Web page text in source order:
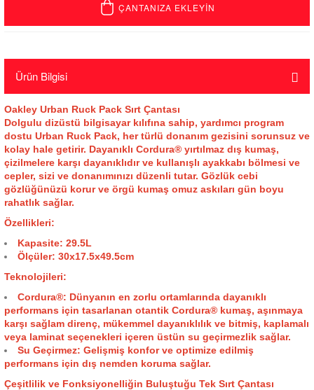
ÇANTANIZA EKLEYİN
Ürün Bilgisi
Oakley Urban Ruck Pack Sırt Çantası
Dolgulu dizüstü bilgisayar kılıfına sahip, yardımcı program
dostu Urban Ruck Pack, her türlü donanım gezisini sorunsuz ve
kolay hale getirir. Dayanıklı Cordura® yırtılmaz dış kumaş,
çizilmelere karşı dayanıklıdır ve kullanışlı ayakkabı bölmesi ve
cepler, sizi ve donanımınızı düzenli tutar. Gözlük cebi
gözlüğünüzü korur ve örgü kumaş omuz askıları gün boyu
rahatlık sağlar.
Özellikleri:
Kapasite: 29.5L
Ölçüler: 30x17.5x49.5cm
Teknolojileri:
Cordura®: Dünyanın en zorlu ortamlarında dayanıklı
performans için tasarlanan otantik Cordura® kumaş, aşınmaya
karşı sağlam direnç, mükemmel dayanıklılık ve bitmiş, kaplamalı
veya laminat seçenekleri içeren üstün su geçirmezlik sağlar.
Su Geçirmez: Gelişmiş konfor ve optimize edilmiş
performans için dış nemden koruma sağlar.
Çeşitlilik ve Fonksiyonelliğin Buluştuğu Tek Sırt Çantası